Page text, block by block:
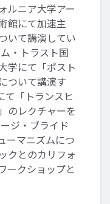
ルニア大学アー
館にて加速主
いて講演してい
・トラスト国
学にて「ポスト
ついて講演す
て「トランスヒ
のレクチャーを
ジ・ブライド
ーマニズムにつ
クとのカリフォ
ークショップと